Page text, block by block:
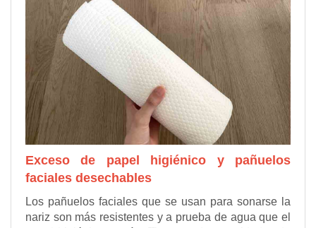
Exceso de papel higiénico y pañuelos
faciales desechables
Los pañuelos faciales que se usan para sonarse la
nariz son más resistentes y a prueba de agua que el